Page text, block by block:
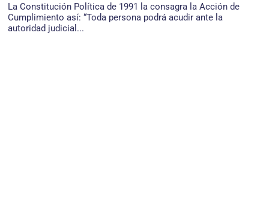
La Constitución Política de 1991 la consagra la Acción de
Cumplimiento así: “Toda persona podrá acudir ante la
autoridad judicial...